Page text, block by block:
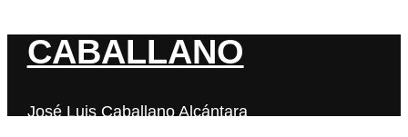
CABALLANO
José Luis Caballano Alcántara